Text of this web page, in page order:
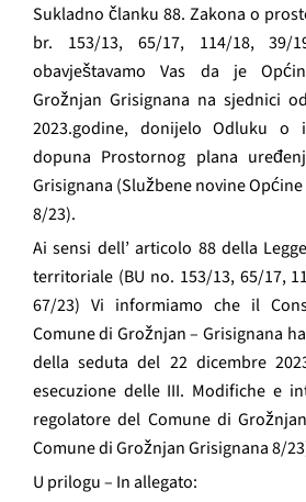
Sukladno članku 88. Zakona o
br. 153/13, 65/17, 114/18, 39/
obavještavamo Vas da je
Grožnjan Grisignana na sjednici
2023.godine, donijelo Odluku o
dopuna Prostornog plana
Grisignana (Službene novine
8/23).
Ai sensi dell’ articolo 88 della
territoriale (BU no. 153/13, 65/17,
67/23) Vi informiamo che il
Comune di Grožnjan – Grisignana
della seduta del 22 dicembre
esecuzione delle III. Modifiche e
regolatore del Comune di
Comune di Grožnjan Grisignana 8/
U prilogu – In allegato: